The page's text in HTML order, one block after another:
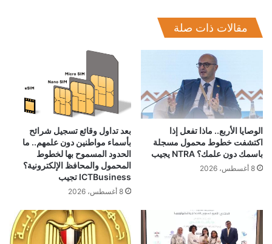
مقالات ذات صلة
الوصايا الأربع.. ماذا تفعل إذا
اكتشفت خطوط محمول مسجلة
باسمك دون علمك؟ NTRA يجيب
8 أغسطس، 2026
بعد تداول وقائع تسجيل شرائح
بأسماء مواطنين دون علمهم.. ما
الحدود المسموح بها لخطوط
المحمول والمحافظ الإلكترونية؟
ICTBusiness تجيب
8 أغسطس، 2026